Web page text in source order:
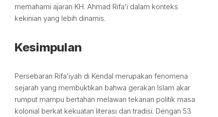
memahami ajaran KH. Ahmad Rifa’i dalam konteks
kekinian yang lebih dinamis.
Kesimpulan
Persebaran Rifa’iyah di Kendal merupakan fenomena
sejarah yang membuktikan bahwa gerakan Islam akar
rumput mampu bertahan melawan tekanan politik masa
kolonial berkat kekuatan literasi dan tradisi. Dengan 53